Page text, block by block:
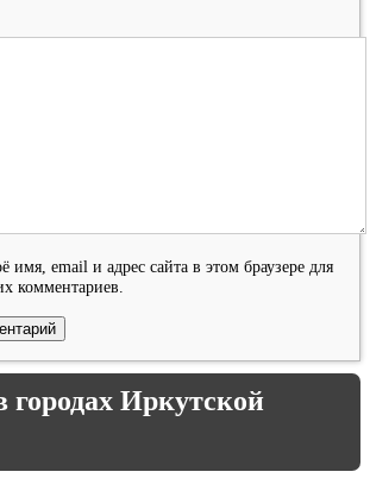
имя, email и адрес сайта в этом браузере для
комментариев.
Иркутской